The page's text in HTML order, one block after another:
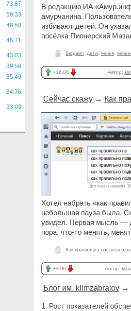
73.87
59.33
48.50
46.71
43.03
39.58
35.49
34.76
33.03
В редакцию ИА
амурчанина.
избивают детей. Он
посёлка Пионерский
Бюджет, дети чечня
+16.00 Автор:
Сейчас скажу → Как
Хотел набрать «как
небольшая пауза была.
увидел. Первая мысль —
пора, что-то менять,
Как правильно поститься
+3.00 Автор:
Блог им. klimzabralov →
1. Рост показателей